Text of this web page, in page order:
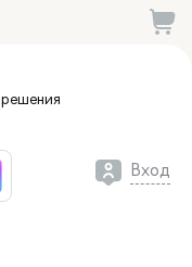
решения
Вход